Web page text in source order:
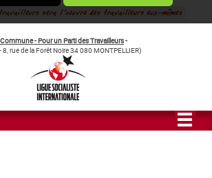
- Pour un Parti des Travailleurs-
8, rue de la Forêt Noire 34 080 MONTPELLIER)